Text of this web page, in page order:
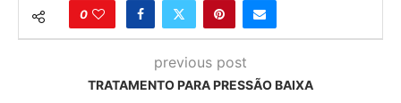
0
previous post
TRATAMENTO PARA PRESSÃO BAIXA